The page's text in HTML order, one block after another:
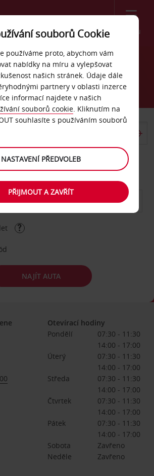
Menu
auta St Pierre
vrácení
DATUM DO
NAJÍT AUTA
Otevírací hodiny
Pondělí
07:30 - 11:30
14:00 - 17:00
Úterý
07:30 - 11:30
14:00 - 17:00
Středa
07:30 - 11:30
14:00 - 17:00
Čtvrtek
07:30 - 11:30
14:00 - 17:00
Pátek
07:30 - 11:30
14:00 - 17:00
Sobota
Zavřeno
Neděle
Zavřeno
souborů Cookie
používáme proto, abychom vám
nabídky na míru a vylepšovat
našich stránek. Údaje dále
partnery v oblasti inzerce
informací najdete v našich
souborů cookie. Kliknutím na
souhlasíte s používáním souborů
NASTAVENÍ PŘEDVOLEB
PŘIJMOUT A ZAVŘÍT